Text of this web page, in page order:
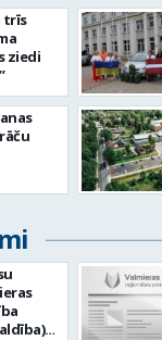
trīs
ziedi